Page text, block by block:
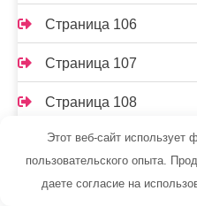
Страница 106
Страница 107
Страница 108
Страница 109
Страница 11
Этот веб-сайт
пользовательского опыта.
даете согласие на